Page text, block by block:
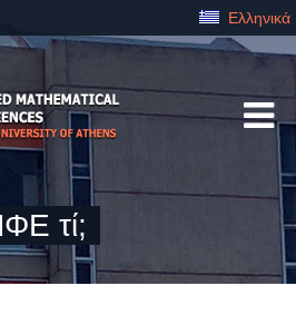
Ελληνικά
τί;